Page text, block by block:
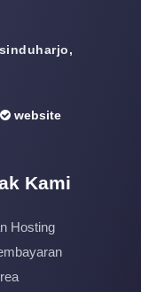
website
Kami
Hosting